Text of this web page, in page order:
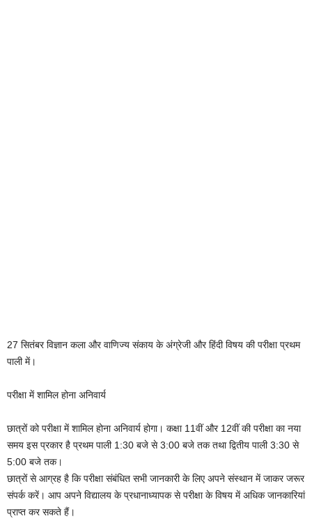
27 सितंबर विज्ञान कला और वाणिज्य संकाय के अंग्रेजी और हिंदी विषय की परीक्षा प्रथम
पाली में।
परीक्षा में शामिल होना अनिवार्य
छात्रों को परीक्षा में शामिल होना अनिवार्य होगा। कक्षा 11वीं और 12वीं की परीक्षा का नया
समय इस प्रकार है प्रथम पाली 1:30 बजे से 3:00 बजे तक तथा द्वितीय पाली 3:30 से
5:00 बजे तक।
छात्रों से आग्रह है कि परीक्षा संबंधित सभी जानकारी के लिए अपने संस्थान में जाकर जरूर
संपर्क करें। आप अपने विद्यालय के प्रधानाध्यापक से परीक्षा के विषय में अधिक जानकारियां
प्राप्त कर सकते हैं।